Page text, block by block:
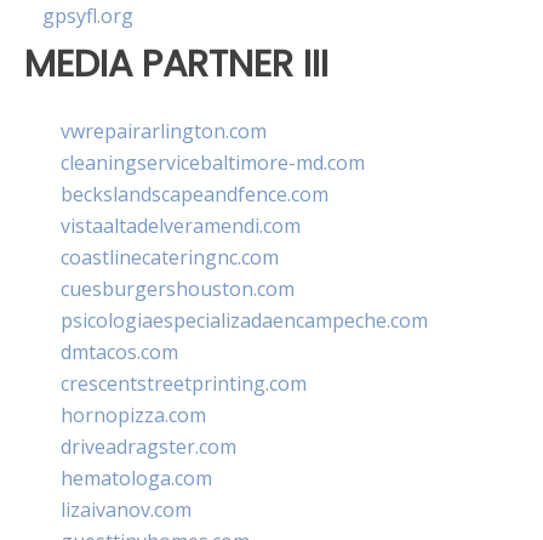
gpsyfl.org
MEDIA PARTNER III
vwrepairarlington.com
cleaningservicebaltimore-md.com
beckslandscapeandfence.com
vistaaltadelveramendi.com
coastlinecateringnc.com
cuesburgershouston.com
psicologiaespecializadaencampeche.com
dmtacos.com
crescentstreetprinting.com
hornopizza.com
driveadragster.com
hematologa.com
lizaivanov.com